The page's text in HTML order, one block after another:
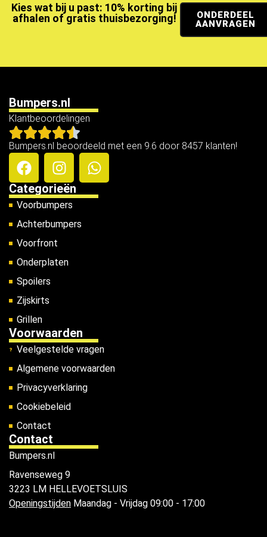
Kies wat bij u past: 10% korting bij
afhalen of gratis thuisbezorging!
ONDERDEEL
AANVRAGEN
Bumpers.nl
Klantbeoordelingen
Bumpers.nl beoordeeld met een 9.6 door 8457 klanten!
Categorieën
Voorbumpers
Achterbumpers
Voorfront
Onderplaten
Spoilers
Zijskirts
Grillen
Voorwaarden
Veelgestelde vragen
Algemene voorwaarden
Privacyverklaring
Cookiebeleid
Contact
Contact
Bumpers.nl
Ravenseweg 9
3223 LM HELLEVOETSLUIS
Openingstijden Maandag - Vrijdag 09:00 - 17:00